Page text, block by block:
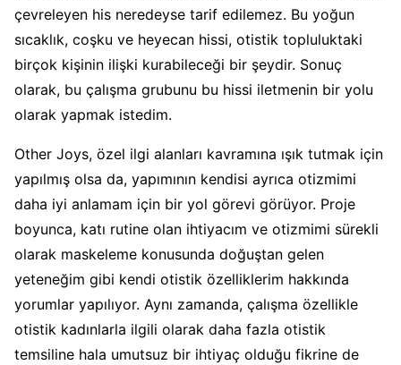
çevreleyen his neredeyse tarif edilemez. Bu yoğun
sıcaklık, coşku ve heyecan hissi, otistik topluluktaki
birçok kişinin ilişki kurabileceği bir şeydir. Sonuç
olarak, bu çalışma grubunu bu hissi iletmenin bir yolu
olarak yapmak istedim.
Other Joys, özel ilgi alanları kavramına ışık tutmak için
yapılmış olsa da, yapımının kendisi ayrıca otizmimi
daha iyi anlamam için bir yol görevi görüyor. Proje
boyunca, katı rutine olan ihtiyacım ve otizmimi sürekli
olarak maskeleme konusunda doğuştan gelen
yeteneğim gibi kendi otistik özelliklerim hakkında
yorumlar yapılıyor. Aynı zamanda, çalışma özellikle
otistik kadınlarla ilgili olarak daha fazla otistik
temsiline hala umutsuz bir ihtiyaç olduğu fikrine de